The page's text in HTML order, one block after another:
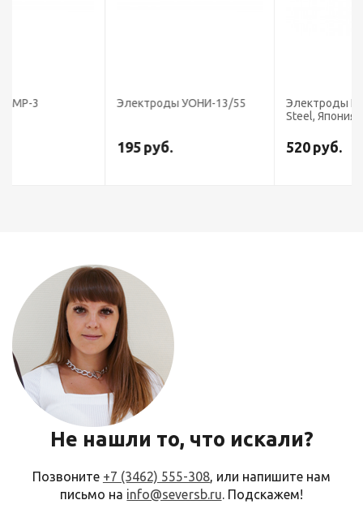
Электроды УОНИ-13/55
Электроды LB-52U (Kobe
Не нашли то, что искали?
Позвоните +7 (3462) 555-308, или напишите нам
письмо на info@seversb.ru. Подскажем!